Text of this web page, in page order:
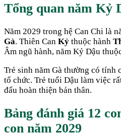
Tổng quan năm Kỷ
Năm 2029 trong hệ Can Chi là
Gà. Thiên Can Kỷ thuộc hành
Âm ngũ hành, năm Kỷ Dậu
Trẻ sinh năm Gà thường có tính
tổ chức. Trẻ tuổi Dậu làm việc
đấu hoàn thiện bản thân.
Bảng đánh giá 12
con năm 2029